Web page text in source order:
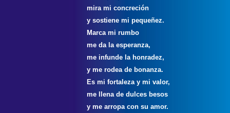
mira mi concreción
y sostiene mi pequeñez.
Marca mi rumbo
me da la esperanza,
me infunde la honradez,
y me rodea de bonanza.
Es mi fortaleza y mi valor,
me llena de dulces besos
y me arropa con su amor.